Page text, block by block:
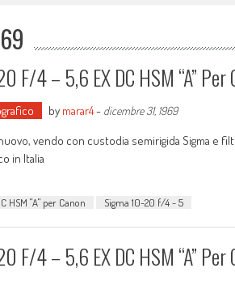
F/4 – 5,6 EX DC HSM “A” Per
by marar4- dicembre 31, 1969
vendo con custodia semirigida Sigma e
in Italia
HSM "A" per Canon Sigma 10-20 f/4 - 5
F/4 – 5,6 EX DC HSM “A” Per